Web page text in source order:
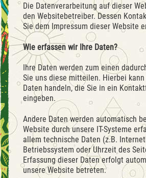
Die Datenverarbeitung auf dieser
den Websitebetreiber. Dessen
Sie dem Impressum dieser Website
Wie erfassen wir Ihre Daten?
Ihre Daten werden zum einen
Sie uns diese mitteilen. Hierbei kann
Daten handeln, die Sie in ein
eingeben.
Andere Daten werden automatisch
Website durch unsere IT-Systeme
allem technische Daten (z.B.
Betriebssystem oder Uhrzeit des
Erfassung dieser Daten erfolgt
unsere Website betreten.